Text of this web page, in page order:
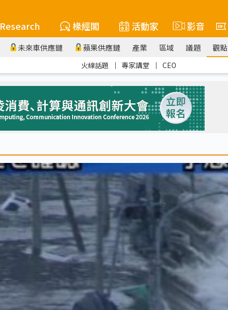
Research 椽經閣 活動家 影音
未來車供應鏈 蘋果供應鏈 產業 區域 議題 觀點
火線話題 ｜ 專家講堂 ｜ CEO